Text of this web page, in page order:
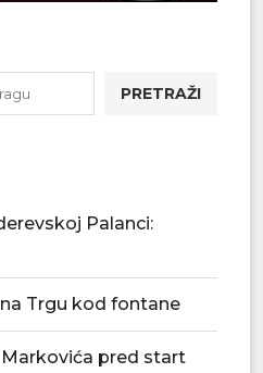
PRETRAŽI
Palanci:
Trgu kod fontane
Markovića pred start